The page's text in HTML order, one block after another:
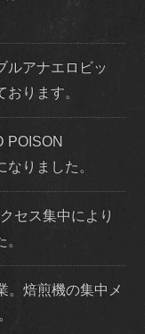
アナエロビッ
おります。
POISON
りました。
セス集中により
。焙煎機の集中メ